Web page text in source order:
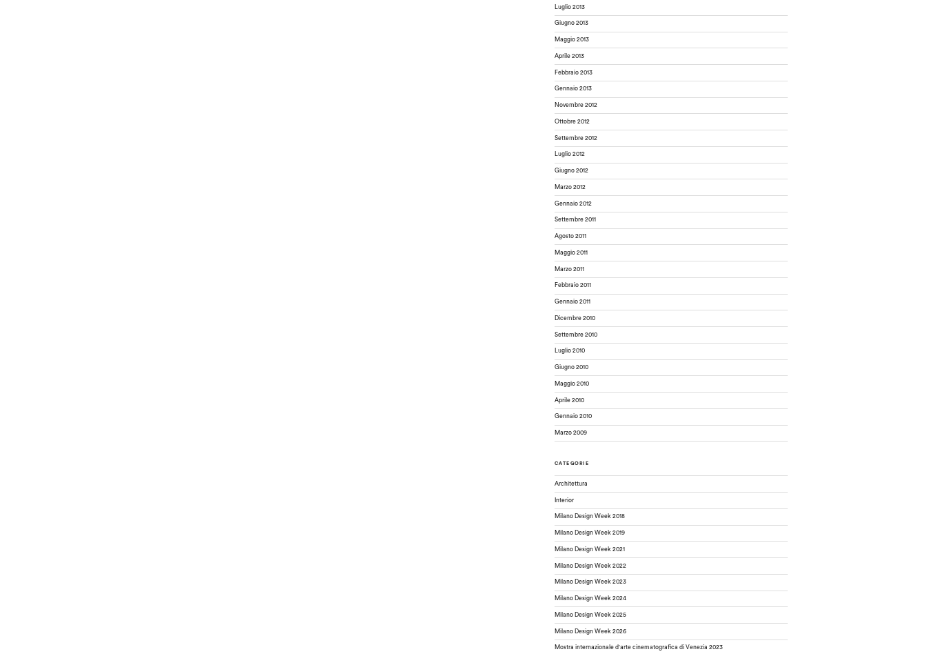
Luglio 2013
Giugno 2013
Maggio 2013
Aprile 2013
Febbraio 2013
Gennaio 2013
Novembre 2012
Ottobre 2012
Settembre 2012
Luglio 2012
Giugno 2012
Marzo 2012
Gennaio 2012
Settembre 2011
Agosto 2011
Maggio 2011
Marzo 2011
Febbraio 2011
Gennaio 2011
Dicembre 2010
Settembre 2010
Luglio 2010
Giugno 2010
Maggio 2010
Aprile 2010
Gennaio 2010
Marzo 2009
CATEGORIE
Architettura
Interior
Milano Design Week 2018
Milano Design Week 2019
Milano Design Week 2021
Milano Design Week 2022
Milano Design Week 2023
Milano Design Week 2024
Milano Design Week 2025
Milano Design Week 2026
Mostra internazionale d'arte cinematografica di Venezia 2023